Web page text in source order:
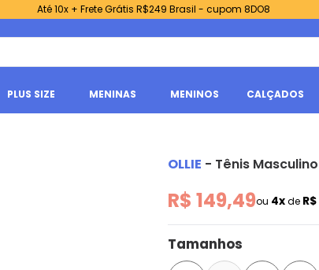
Até 10x + Frete Grátis R$249 Brasil - cupom 8DO8
PLUS SIZE MENINAS MENINOS CALÇADOS
OLLIE - Tênis
R$ 149,49ou 4xde
Tamanhos